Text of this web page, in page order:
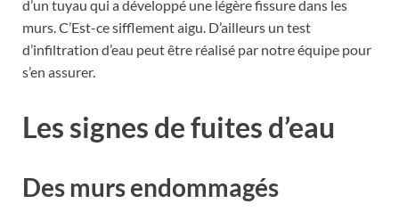
d’un tuyau qui a développé une légère fissure dans les
murs. C’Est-ce sifflement aigu. D’ailleurs un test
d’infiltration d’eau peut être réalisé par notre équipe pour
s’en assurer.
Les signes de fuites d’eau
Des murs endommagés